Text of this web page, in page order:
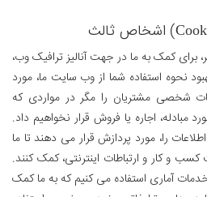
برای کمک به ما در جهت آنالیز ترافیک وب،
نحوه استفاده شما از وب سایت ما، مورد
شخصی مشتریان را مگر در مواردی که
مبادله، اجاره یا فروش قرار نخواهیم داد.
را، مورد پردازش قرار می دهند تا ما
و کار و ارتباطات اینترنتی، کمک کنند.
خدمات آماری استفاده می کنیم که به ما کمک